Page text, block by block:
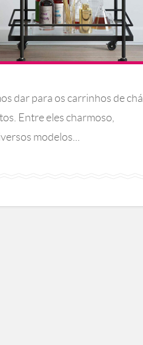
dar para os carrinhos de chá
Entre eles charmoso,
modelos...